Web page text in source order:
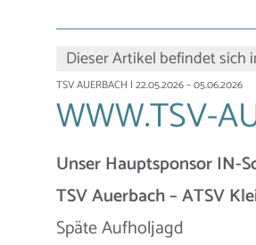
Dieser Artikel befindet sich
TSV AUERBACH | 22.05.2026 – 05.06.2026
WWW.TSV-
Unser Hauptsponsor IN-
TSV Auerbach – ATSV
Späte Aufholjagd